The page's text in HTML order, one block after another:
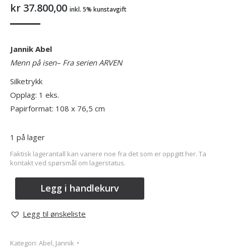
kr 37.800,00 inkl. 5% kunstavgift
Jannik Abel
Menn på isen– Fra serien ARVEN
Silketrykk
Opplag: 1 eks.
Papirformat: 108 x 76,5 cm
1 på lager
Faktisk lagerantall kan variere noe fra det som er oppgitt her. Ta
kontakt ved spørsmål om lagerstatus.
Legg i handlekurv
Legg til ønskeliste
Kategori: Abel, Jannik